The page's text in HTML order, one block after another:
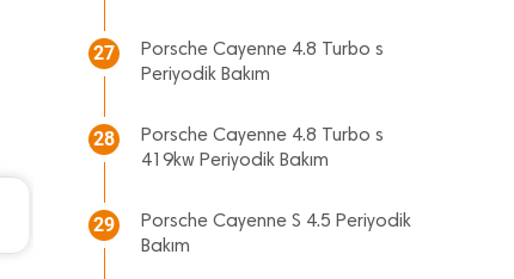
2013 Model 1.2 Tsi Motor
27
Porsche Cayenne 4.8 Turbo s
Periyodik Bakım
28
Porsche Cayenne 4.8 Turbo s
419kw Periyodik Bakım
29
Porsche Cayenne S 4.5 Periyodik
Bakım